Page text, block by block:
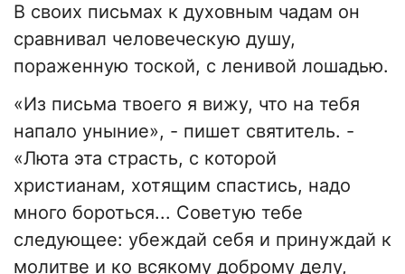
​В своих письмах к духовным чадам он
сравнивал человеческую душу,
пораженную тоской, с ленивой лошадью.
«Из письма твоего я вижу, что на тебя
напало уныние», - пишет святитель. -
«Люта эта страсть, с которой
христианам, хотящим спастись, надо
много бороться... Советую тебе
следующее: убеждай себя и принуждай к
молитве и ко всякому доброму делу,